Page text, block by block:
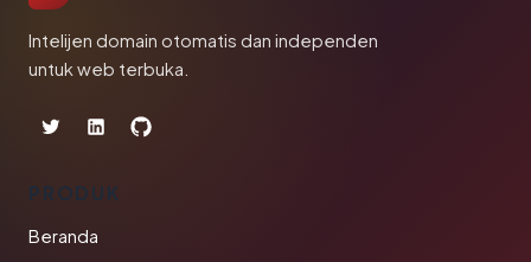
Intelijen domain otomatis dan independen
untuk web terbuka.
PRODUK
Beranda